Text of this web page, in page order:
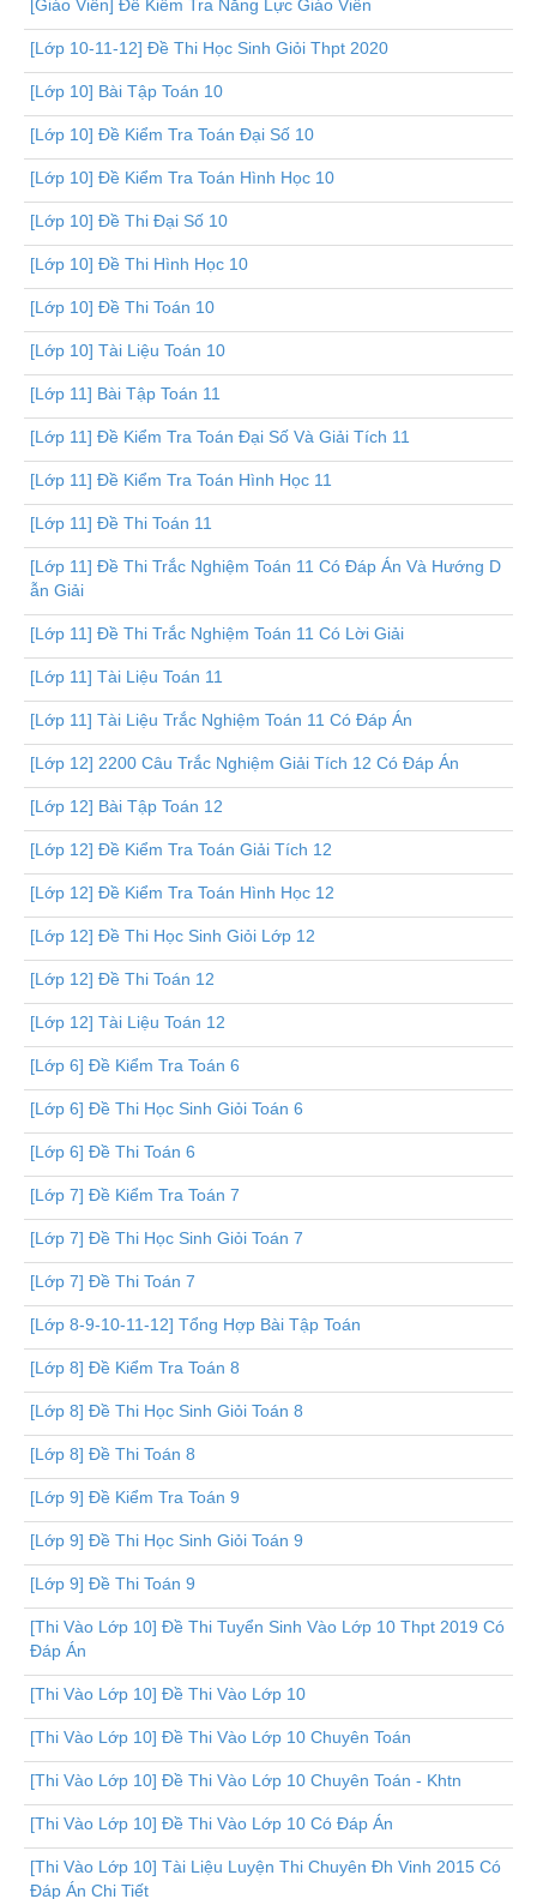
[Giáo Viên] Đề Kiểm Tra Năng Lực Giáo Viên
[Lớp 10-11-12] Đề Thi Học Sinh Giỏi Thpt 2020
[Lớp 10] Bài Tập Toán 10
[Lớp 10] Đề Kiểm Tra Toán Đại Số 10
[Lớp 10] Đề Kiểm Tra Toán Hình Học 10
[Lớp 10] Đề Thi Đại Số 10
[Lớp 10] Đề Thi Hình Học 10
[Lớp 10] Đề Thi Toán 10
[Lớp 10] Tài Liệu Toán 10
[Lớp 11] Bài Tập Toán 11
[Lớp 11] Đề Kiểm Tra Toán Đại Số Và Giải Tích 11
[Lớp 11] Đề Kiểm Tra Toán Hình Học 11
[Lớp 11] Đề Thi Toán 11
[Lớp 11] Đề Thi Trắc Nghiệm Toán 11 Có Đáp Án Và Hướng D
ẫn Giải
[Lớp 11] Đề Thi Trắc Nghiệm Toán 11 Có Lời Giải
[Lớp 11] Tài Liệu Toán 11
[Lớp 11] Tài Liệu Trắc Nghiệm Toán 11 Có Đáp Án
[Lớp 12] 2200 Câu Trắc Nghiệm Giải Tích 12 Có Đáp Án
[Lớp 12] Bài Tập Toán 12
[Lớp 12] Đề Kiểm Tra Toán Giải Tích 12
[Lớp 12] Đề Kiểm Tra Toán Hình Học 12
[Lớp 12] Đề Thi Học Sinh Giỏi Lớp 12
[Lớp 12] Đề Thi Toán 12
[Lớp 12] Tài Liệu Toán 12
[Lớp 6] Đề Kiểm Tra Toán 6
[Lớp 6] Đề Thi Học Sinh Giỏi Toán 6
[Lớp 6] Đề Thi Toán 6
[Lớp 7] Đề Kiểm Tra Toán 7
[Lớp 7] Đề Thi Học Sinh Giỏi Toán 7
[Lớp 7] Đề Thi Toán 7
[Lớp 8-9-10-11-12] Tổng Hợp Bài Tập Toán
[Lớp 8] Đề Kiểm Tra Toán 8
[Lớp 8] Đề Thi Học Sinh Giỏi Toán 8
[Lớp 8] Đề Thi Toán 8
[Lớp 9] Đề Kiểm Tra Toán 9
[Lớp 9] Đề Thi Học Sinh Giỏi Toán 9
[Lớp 9] Đề Thi Toán 9
[Thi Vào Lớp 10] Đề Thi Tuyển Sinh Vào Lớp 10 Thpt 2019 Có
Đáp Án
[Thi Vào Lớp 10] Đề Thi Vào Lớp 10
[Thi Vào Lớp 10] Đề Thi Vào Lớp 10 Chuyên Toán
[Thi Vào Lớp 10] Đề Thi Vào Lớp 10 Chuyên Toán - Khtn
[Thi Vào Lớp 10] Đề Thi Vào Lớp 10 Có Đáp Án
[Thi Vào Lớp 10] Tài Liệu Luyện Thi Chuyên Đh Vinh 2015 Có
Đáp Án Chi Tiết